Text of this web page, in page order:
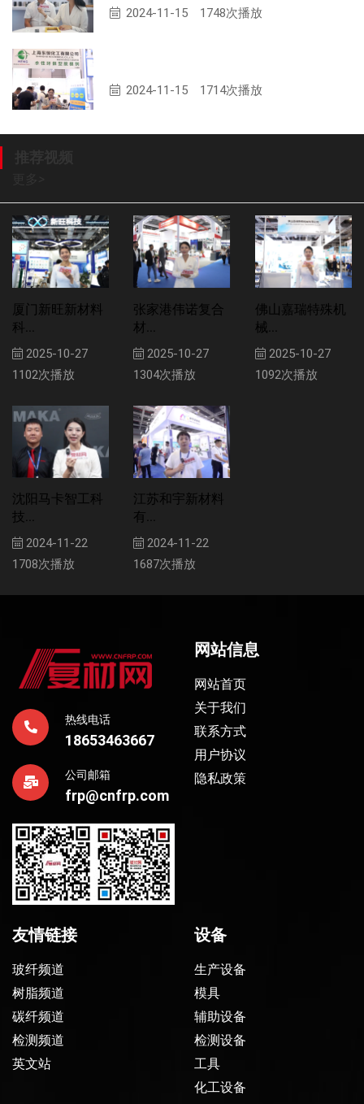
2024-11-15 1748次播放
2024-11-15 1714次播放
厦门新旺新材料
科...
2025-10-27
1102次播放
张家港伟诺复合
材...
2025-10-27
1304次播放
佛山嘉瑞特殊机
械...
2025-10-27
1092次播放
沈阳马卡智工科
技...
2024-11-22
1708次播放
江苏和宇新材料
有...
2024-11-22
1687次播放
热线电话
18653463667
公司邮箱
frp@cnfrp.com
网站信息
网站首页
关于我们
联系方式
用户协议
隐私政策
友情链接
玻纤频道
树脂频道
碳纤频道
检测频道
英文站
设备
生产设备
模具
辅助设备
检测设备
工具
化工设备